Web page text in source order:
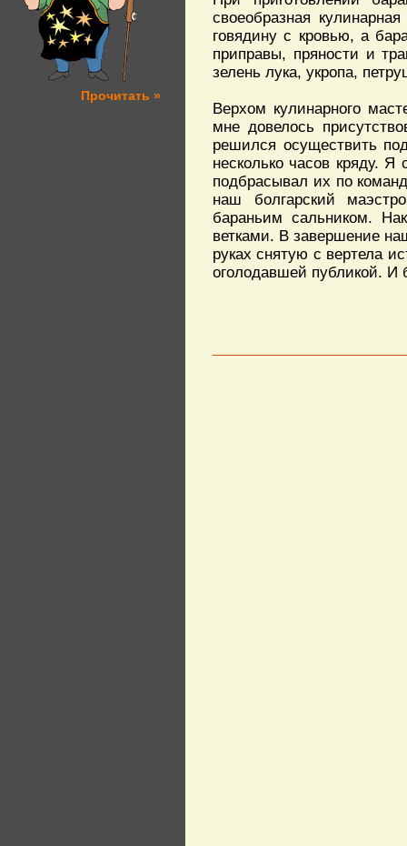
Прочитать »
своеобразная
говядину с кровью, а
приправы, пряности и
зелень лука, укропа,
Верхом кулинарного
мне довелось
решился осуществить
несколько часов кряду.
подбрасывал их по
наш болгарский
бараньим сальником.
ветками. В завершение
руках снятую с вертела
оголодавшей публикой. И